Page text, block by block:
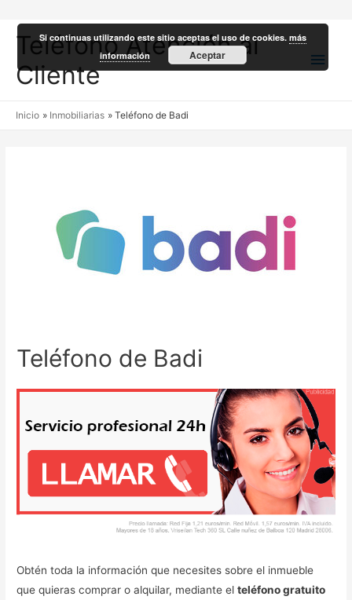
Teléfono Atención al
Cliente
Inicio Inmobiliarias Teléfono de Badi
Teléfono de Badi
Obtén toda la información que necesites sobre el inmueble
que quieras comprar o alquilar, mediante elteléfono gratuito
Si continuas utilizando este sitio aceptas el uso de cookies.más
información
Aceptar